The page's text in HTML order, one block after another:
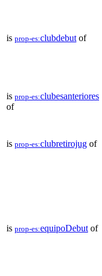
is prop-es:clubdebut of
is prop-es:clubesanteriores
of
is prop-es:clubretirojug of
is prop-es:equipoDebut of